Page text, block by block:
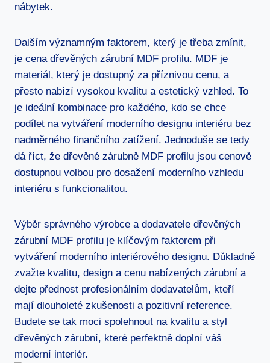
nábytek.
Dalším významným faktorem, který je třeba zmínit,
je cena dřevěných zárubní MDF profilu. MDF je
materiál, který je dostupný za příznivou cenu, a
přesto nabízí vysokou kvalitu a estetický vzhled. To
je ideální kombinace pro každého, kdo se chce
podílet na vytváření moderního designu interiéru bez
nadměrného finančního zatížení. Jednoduše se tedy
dá říct, že dřevěné zárubně MDF profilu jsou cenově
dostupnou volbou pro dosažení moderního vzhledu
interiéru s funkcionalitou.
Výběr správného výrobce a dodavatele dřevěných
zárubní MDF profilu je klíčovým faktorem při
vytváření moderního interiérového designu. Důkladně
zvažte kvalitu, design a cenu nabízených zárubní a
dejte přednost profesionálním dodavatelům, kteří
mají dlouholeté zkušenosti a pozitivní reference.
Budete se tak moci spolehnout na kvalitu a styl
dřevěných zárubní, které perfektně doplní váš
moderní interiér.